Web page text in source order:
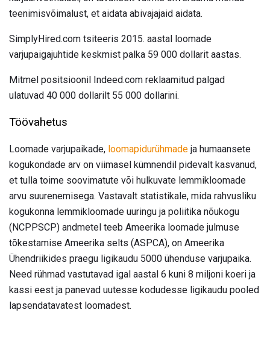
teenimisvõimalust, et aidata abivajajaid aidata.
SimplyHired.com tsiteeris 2015. aastal loomade
varjupaigajuhtide keskmist palka 59 000 dollarit aastas.
Mitmel positsioonil Indeed.com reklaamitud palgad
ulatuvad 40 000 dollarilt 55 000 dollarini.
Töövahetus
Loomade varjupaikade, loomapidurühmade ja humaansete
kogukondade arv on viimasel kümnendil pidevalt kasvanud,
et tulla toime soovimatute või hulkuvate lemmikloomade
arvu suurenemisega. Vastavalt statistikale, mida rahvusliku
kogukonna lemmikloomade uuringu ja poliitika nõukogu
(NCPPSCP) andmetel teeb Ameerika loomade julmuse
tõkestamise Ameerika selts (ASPCA), on Ameerika
Ühendriikides praegu ligikaudu 5000 ühenduse varjupaika.
Need rühmad vastutavad igal aastal 6 kuni 8 miljoni koeri ja
kassi eest ja panevad uutesse kodudesse ligikaudu pooled
lapsendatavatest loomadest.